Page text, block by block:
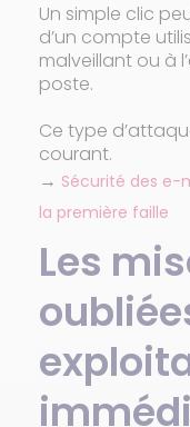
Un simple clic
d’un compte
malveillant ou à
poste.
Ce type
courant.
→ Sécurité des e-
la première faille
Les